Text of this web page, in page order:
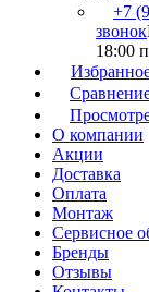
+7
звонок
18:00
О компании
Акции
Доставка
Оплата
Монтаж
Сервисное
Бренды
Отзывы